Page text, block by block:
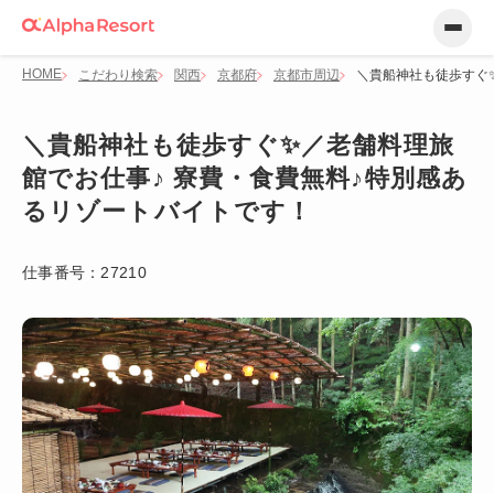
HOME こだわり検索 関西 京都府 京都市周辺 ＼貴船神社も徒歩すぐ
＼貴船神社も徒歩すぐ✨／老舗料理旅
館でお仕事♪ 寮費・食費無料♪特別感あ
るリゾートバイトです！
仕事番号： 27210